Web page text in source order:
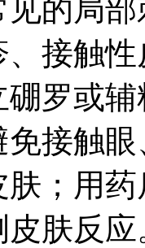
见的局
接触
硼罗或
免接触
；用
肤反应